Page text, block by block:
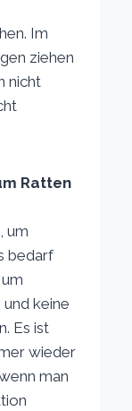
Im
ziehen
nicht
Ratten
um
bedarf
keine
Es ist
wieder
man